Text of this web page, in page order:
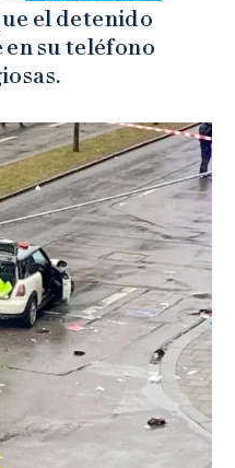
el detenido
su teléfono